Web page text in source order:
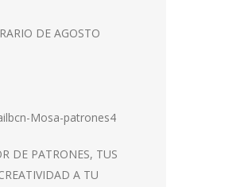
DE AGOSTO
DE PATRONES, TUS
A TU